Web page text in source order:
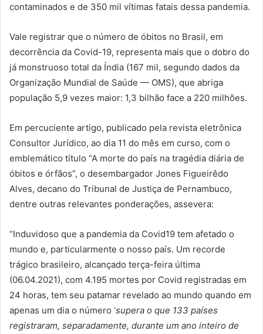
contaminados e de 350 mil vítimas fatais dessa pandemia.
Vale registrar que o número de óbitos no Brasil, em
decorrência da Covid-19, representa mais que o dobro do
já monstruoso total da Índia (167 mil, segundo dados da
Organização Mundial de Saúde — OMS), que abriga
população 5,9 vezes maior: 1,3 bilhão face a 220 milhões.
Em percuciente artigo, publicado pela revista eletrônica
Consultor Jurídico, ao dia 11 do mês em curso, com o
emblemático título “A morte do país na tragédia diária de
óbitos e órfãos”, o desembargador Jones Figueirêdo
Alves, decano do Tribunal de Justiça de Pernambuco,
dentre outras relevantes ponderações, assevera:
“Induvidoso que a pandemia da Covid19 tem afetado o
mundo e, particularmente o nosso país. Um recorde
trágico brasileiro, alcançado terça-feira última
(06.04.2021), com 4.195 mortes por Covid registradas em
24 horas, tem seu patamar revelado ao mundo quando em
apenas um dia o número ‘supera o que 133 países
registraram, separadamente, durante um ano inteiro de